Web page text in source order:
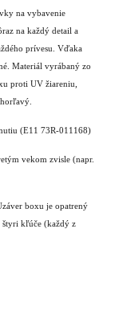
na vybavenie
na každý detail a
prívesu. Vďaka
Materiál vyrábaný zo
proti UV žiareniu,
(E11 73R-011168)
vekom zvisle (napr.
boxu je opatrený
štyri kľúče (každý z